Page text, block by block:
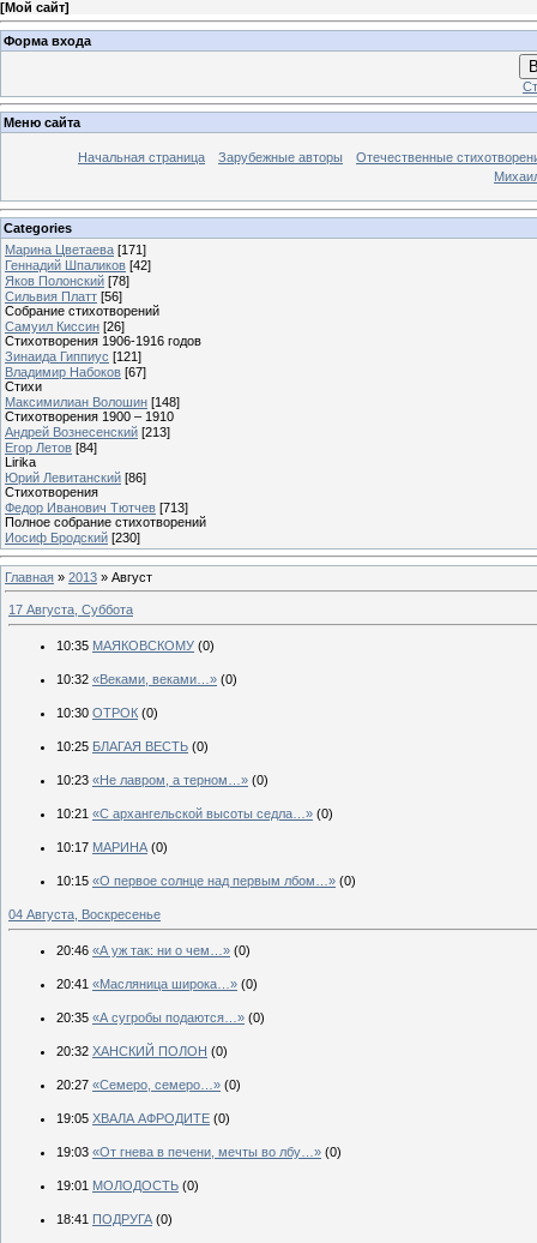
[Мой сайт]
Форма входа
Меню сайта
Начальная страница Зарубежные авторы
Отечественные
Categories
Марина Цветаева [171]
Геннадий Шпаликов [42]
Яков Полонский [78]
Сильвия Платт [56]
Собрание стихотворений
Самуил Киссин [26]
Стихотворения 1906-1916 годов
Зинаида Гиппиус [121]
Владимир Набоков [67]
Стихи
Максимилиан Волошин [148]
Стихотворения 1900 – 1910
Андрей Вознесенский [213]
Егор Летов [84]
Lirika
Юрий Левитанский [86]
Стихотворения
Федор Иванович Тютчев [713]
Полное собрание стихотворений
Иосиф Бродский [230]
Главная » 2013 » Август
17 Августа, Суббота
10:35 МАЯКОВСКОМУ (0)
10:32 «Веками, веками…» (0)
10:30 ОТРОК (0)
10:25 БЛАГАЯ ВЕСТЬ (0)
10:23 «Не лавром, а терном…» (0)
10:21 «С архангельской высоты седла…» (0)
10:17 МАРИНА (0)
10:15 «О первое солнце над первым лбом…» (0)
04 Августа, Воскресенье
20:46 «А уж так: ни о чем…» (0)
20:41 «Масляница широка…» (0)
20:35 «А сугробы подаются…» (0)
20:32 ХАНСКИЙ ПОЛОН (0)
20:27 «Семеро, семеро…» (0)
19:05 ХВАЛА АФРОДИТЕ (0)
19:03 «От гнева в печени, мечты во лбу…» (0)
19:01 МОЛОДОСТЬ (0)
18:41 ПОДРУГА (0)